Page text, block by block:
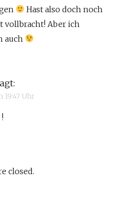
Hast also doch noch
vollbracht! Aber ich
auch
19:47 Uhr
closed.